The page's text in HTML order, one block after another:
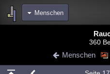
Menschen
Chat Wiki Neuigkeiten
360
Menschen